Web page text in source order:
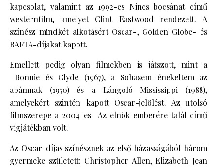
kapcsolat, valamint az 1992-es Nincs bocsánat című
westernfilm, amelyet Clint Eastwood rendezett. A
színész mindkét alkotásért Oscar-, Golden Globe- és
BAFTA-díjakat kapott.
Emellett pedig olyan filmekben is játszott, mint a
Bonnie és Clyde (1967), a Sohasem énekeltem az
apámnak (1970) és a Lángoló Mississippi (1988),
amelyekért szintén kapott Oscar-jelölést. Az utolsó
filmszerepe a 2004-es Az elnök emberére talál című
vígjátékban volt.
Az Oscar-díjas színésznek az első házasságából három
gyermeke született: Christopher Allen, Elizabeth Jean